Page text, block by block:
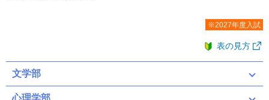
※2027年度入試
表の見方
文学部
心理学部